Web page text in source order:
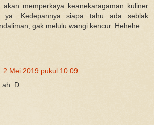
akan memperkaya keanekaragaman kuliner
ya. Kedepannya siapa tahu ada seblak
gak melulu wangi kencur. Hehehe
2 Mei 2019 pukul 10.09
ah :D